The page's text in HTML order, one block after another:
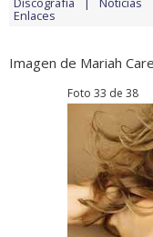
Enlaces
Imagen de Mariah
Foto 33 de 38